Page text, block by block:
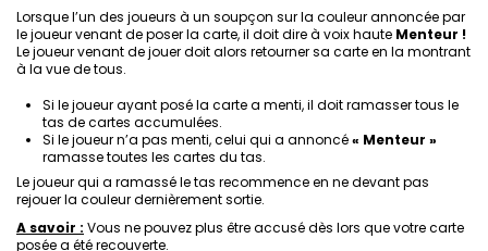
Lorsque l’un des joueurs à un soupçon sur la couleur annoncée par
le joueur venant de poser la carte, il doit dire à voix haute Menteur !
Le joueur venant de jouer doit alors retourner sa carte en la montrant
à la vue de tous.
Si le joueur ayant posé la carte a menti, il doit ramasser tous le
tas de cartes accumulées.
Si le joueur n’a pas menti, celui qui a annoncé« Menteur »
ramasse toutes les cartes du tas.
Le joueur qui a ramassé le tas recommence en ne devant pas
rejouer la couleur dernièrement sortie.
A savoir : Vous ne pouvez plus être accusé dès lors que votre carte
posée a été recouverte.